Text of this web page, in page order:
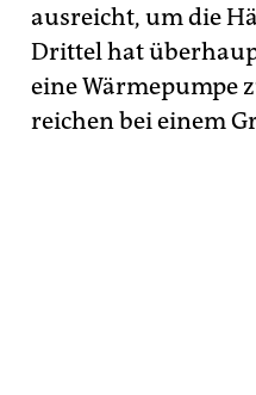
ausreicht, um die
Drittel hat
eine Wärmepumpe
reichen bei einem